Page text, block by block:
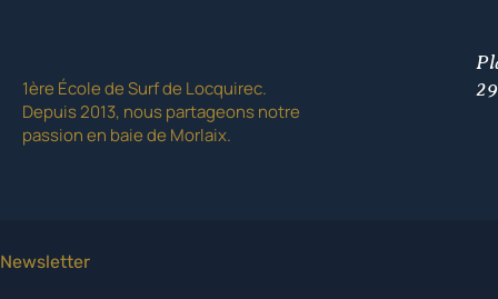
1ère École de Surf de Locquirec.
Depuis 2013, nous partageons notre
passion en baie de Morlaix.
Newsletter